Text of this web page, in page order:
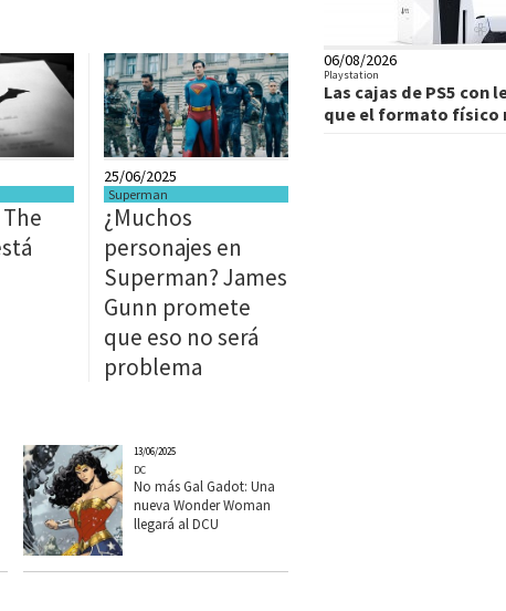
25/06/2025
Superman
¿Muchos
personajes en
Superman? James
Gunn promete
que eso no será
problema
13/06/2025
DC
No más Gal Gadot: Una
nueva Wonder Woman
llegará al DCU
06/08/2026
Playstation
Las cajas de PS5 con
que el formato físico